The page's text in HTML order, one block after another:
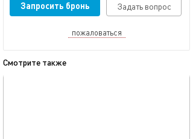
Запросить бронь Задать вопрос
пожаловаться
Смотрите также